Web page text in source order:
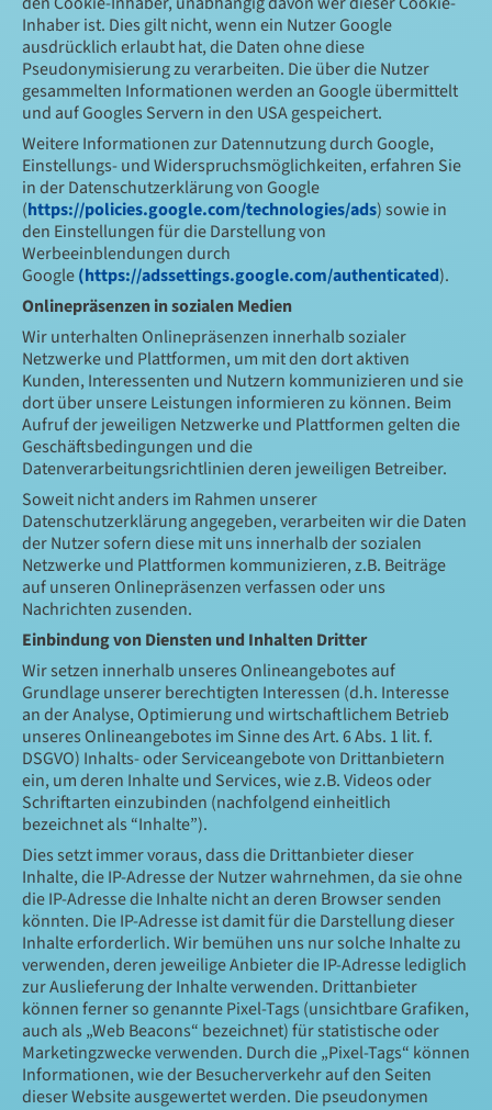
Inhaber ist. Dies gilt nicht, wenn ein Nutzer Google
ausdrücklich erlaubt hat, die Daten ohne diese
Pseudonymisierung zu verarbeiten. Die über die Nutzer
gesammelten Informationen werden an Google übermittelt
und auf Googles Servern in den USA gespeichert.
Weitere Informationen zur Datennutzung durch Google,
Einstellungs- und Widerspruchsmöglichkeiten, erfahren Sie
in der Datenschutzerklärung von Google
(https://policies.google.com/technologies/ads) sowie in
den Einstellungen für die Darstellung von
Werbeeinblendungen durch
Google(https://adssettings.google.com/authenticated).
Onlinepräsenzen in sozialen Medien
Wir unterhalten Onlinepräsenzen innerhalb sozialer
Netzwerke und Plattformen, um mit den dort aktiven
Kunden, Interessenten und Nutzern kommunizieren und sie
dort über unsere Leistungen informieren zu können. Beim
Aufruf der jeweiligen Netzwerke und Plattformen gelten die
Geschäftsbedingungen und die
Datenverarbeitungsrichtlinien deren jeweiligen Betreiber.
Soweit nicht anders im Rahmen unserer
Datenschutzerklärung angegeben, verarbeiten wir die Daten
der Nutzer sofern diese mit uns innerhalb der sozialen
Netzwerke und Plattformen kommunizieren, z.B. Beiträge
auf unseren Onlinepräsenzen verfassen oder uns
Nachrichten zusenden.
Einbindung von Diensten und Inhalten Dritter
Wir setzen innerhalb unseres Onlineangebotes auf
Grundlage unserer berechtigten Interessen (d.h. Interesse
an der Analyse, Optimierung und wirtschaftlichem Betrieb
unseres Onlineangebotes im Sinne des Art. 6 Abs. 1 lit. f.
DSGVO) Inhalts- oder Serviceangebote von Drittanbietern
ein, um deren Inhalte und Services, wie z.B. Videos oder
Schriftarten einzubinden (nachfolgend einheitlich
bezeichnet als “Inhalte”).
Dies setzt immer voraus, dass die Drittanbieter dieser
Inhalte, die IP-Adresse der Nutzer wahrnehmen, da sie ohne
die IP-Adresse die Inhalte nicht an deren Browser senden
könnten. Die IP-Adresse ist damit für die Darstellung dieser
Inhalte erforderlich. Wir bemühen uns nur solche Inhalte zu
verwenden, deren jeweilige Anbieter die IP-Adresse lediglich
zur Auslieferung der Inhalte verwenden. Drittanbieter
können ferner so genannte Pixel-Tags (unsichtbare Grafiken,
auch als „Web Beacons“ bezeichnet) für statistische oder
Marketingzwecke verwenden. Durch die „Pixel-Tags“ können
Informationen, wie der Besucherverkehr auf den Seiten
dieser Website ausgewertet werden. Die pseudonymen